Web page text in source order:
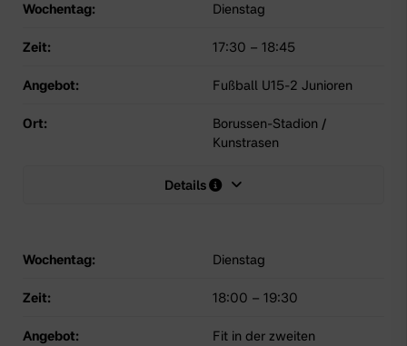
Wochentag: Dienstag
Zeit: 17:30 – 18:45
Angebot: Fußball U15-2 Junioren
Ort:
Borussen-Stadion /
Kunstrasen
Details
Wochentag: Dienstag
Zeit: 18:00 – 19:30
Angebot:
Fit in der zweiten